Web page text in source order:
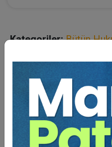
Kategoriler: Bütün
Açıklama
Bu Kitap İçin Kaç Ağaç
Kesiliyor ?